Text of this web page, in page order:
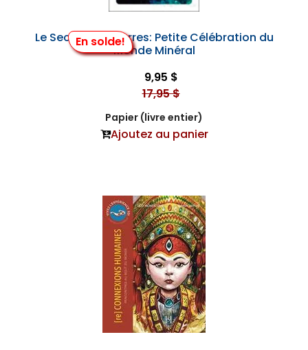
En solde!
Le Secret des Pierres: Petite Célébration du
Monde Minéral
9,95 $
17,95 $
Papier (livre entier)
Ajoutez au panier